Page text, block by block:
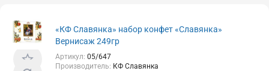
«КФ Славянка» набор конфет «Славянка»
Вернисаж 249гр
Артикул: 05/647
Производитель: КФ Славянка